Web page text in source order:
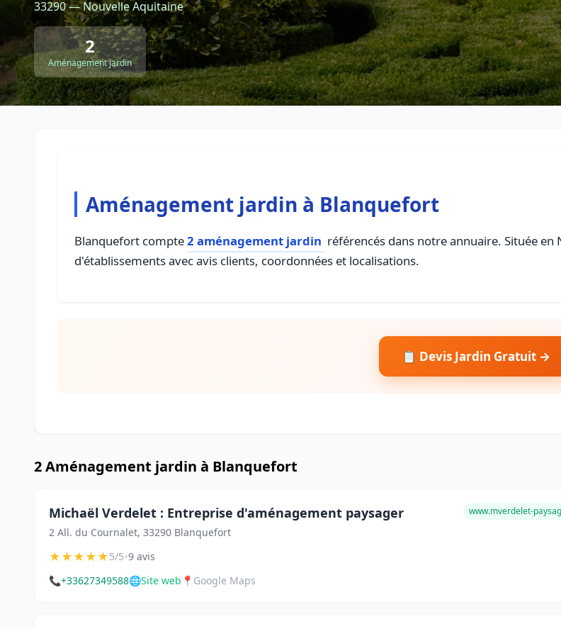
33290 — Nouvelle Aquitaine
2
Aménagement jardin
Aménagement jardin à Blanquefort
Blanquefort compte2 aménagement jardin référencés dans notre annuaire. Située
d'établissements avec avis clients, coordonnées et localisations.
📋 Devis Jardin Gratuit →
2 Aménagement jardin à Blanquefort
Michaël Verdelet : Entreprise d'aménagement paysager
2 All. du Cournalet, 33290 Blanquefort
www.mverdelet-
★★★★★5/5•9 avis
📞+33627349588🌐Site web 📍 Google Maps